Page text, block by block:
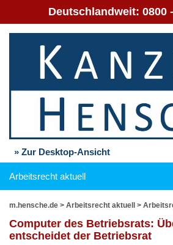
Deutschlandweit: 0800
» Zur Desktop-Ansicht
Arbeitsrecht aktuell
m.hensche.de > Arbeitsrecht aktuell >
Com­pu­ter des Be­triebs­rats:
ent­schei­det der Be­triebs­rat